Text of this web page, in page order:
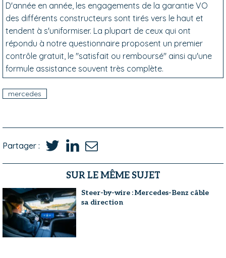
D'année en année, les engagements de la garantie VO
des différents constructeurs sont tirés vers le haut et
tendent à s'uniformiser. La plupart de ceux qui ont
répondu à notre questionnaire proposent un premier
contrôle gratuit, le "satisfait ou remboursé" ainsi qu'une
formule assistance souvent très complète.
mercedes
Partager :
SUR LE MÊME SUJET
Steer-by-wire : Mercedes-Benz câble
sa direction